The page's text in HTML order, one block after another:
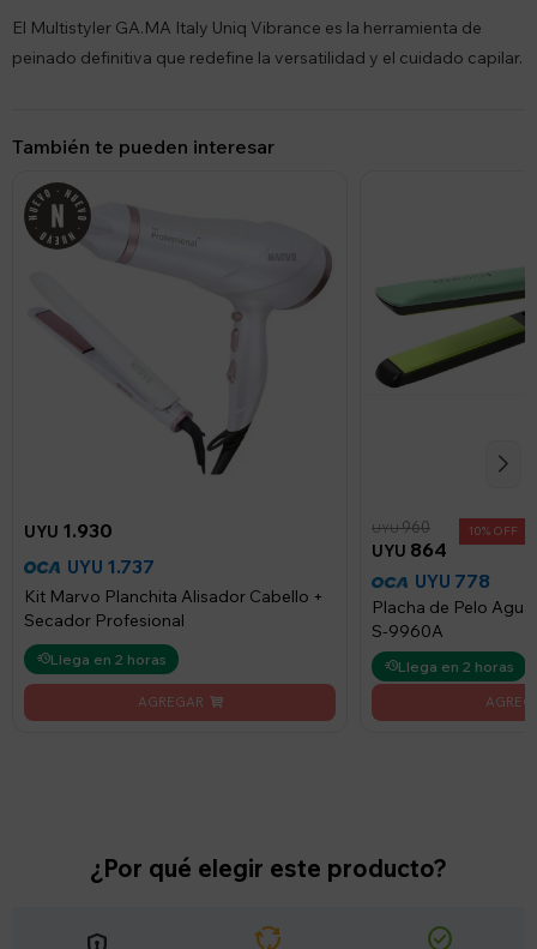
El Multistyler GA.MA Italy Uniq Vibrance es la herramienta de
peinado definitiva que redefine la versatilidad y el cuidado capilar.
También te pueden interesar
UYU 1.930
UYU 1.737
Kit Marvo Planchita Alisador Cabello +
Secador Profesional
Llega en 2 horas
UYU 864
UYU960 10
UYU 778
Placha de Pelo
S-9960A
Llega en 2 horas
¿Por qué elegir este producto?
cycle check_circle